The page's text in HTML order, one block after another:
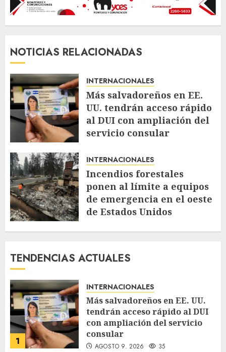
NOTICIAS RELACIONADAS
INTERNACIONALES
Más salvadoreños en EE.
UU. tendrán acceso rápido
al DUI con ampliación del
servicio consular
INTERNACIONALES
Incendios forestales
ponen al límite a equipos
de emergencia en el oeste
de Estados Unidos
TENDENCIAS ACTUALES
1
INTERNACIONALES
Más salvadoreños en EE. UU.
tendrán acceso rápido al DUI
con ampliación del servicio
consular
AGOSTO 9, 2026 35